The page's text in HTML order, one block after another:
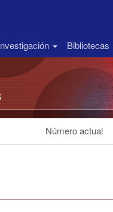
Bibliotecas
Número actual